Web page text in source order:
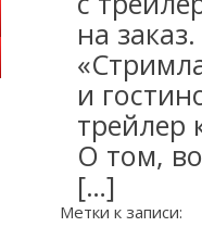
на
и
трейлер
О том,
[…]
Метки к записи: